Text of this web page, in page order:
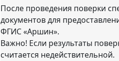
После проведения поверки
документов для
ФГИС «Аршин».
Важно! Если результаты
считается недействительной.